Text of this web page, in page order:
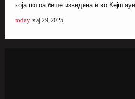
која потоа беше изведена и во
today мај 29, 2025